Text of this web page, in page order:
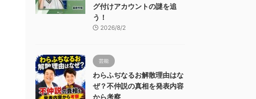
グ付けアカウントの謎を追
う！
2026/8/2
芸能
わらふぢなるお解散理由はな
ぜ？不仲説の真相を発表内容
から考察